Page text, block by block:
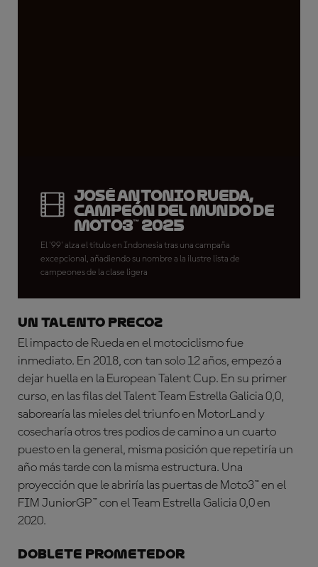
José Antonio Rueda,
Campeón del Mundo de
Moto3™ 2025
El '99' alza el título en Indonesia tras una campaña
excepcional, añadiendo su nombre a la ilustre lista de
campeones de la clase ligera
UN TALENTO PRECOZ
El impacto de Rueda en el motociclismo fue
inmediato. En 2018, con tan solo 12 años, empezó a
dejar huella en la European Talent Cup. En su primer
curso, en las filas del Talent Team Estrella Galicia 0,0,
saborearía las mieles del triunfo en MotorLand y
cosecharía otros tres podios de camino a un cuarto
puesto en la general, misma posición que repetiría un
año más tarde con la misma estructura. Una
proyección que le abriría las puertas de Moto3™ en el
FIM JuniorGP™ con el Team Estrella Galicia 0,0 en
2020.
DOBLETE PROMETEDOR